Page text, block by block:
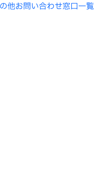
他お問い合わせ窓口一覧